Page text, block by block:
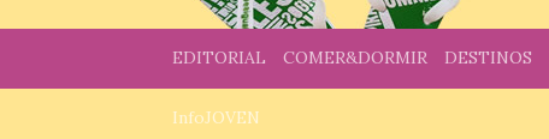
EDITORIAL COMER&DORMIR DESTINOS
InfoJOVEN